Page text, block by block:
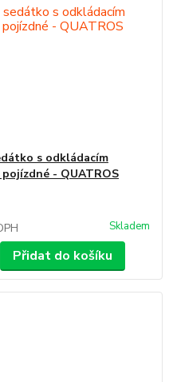
s odkládacím
- QUATROS
Skladem
Přidat do košíku